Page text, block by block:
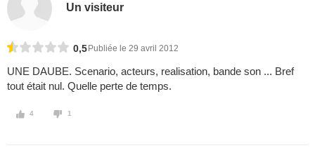
Un visiteur
0,5 Publiée le 29 avril 2012
UNE DAUBE. Scenario, acteurs, realisation, bande son ... Bref
tout était nul. Quelle perte de temps.
4 1